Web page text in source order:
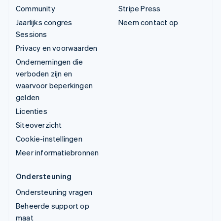
Community
Jaarlijks congres
Sessions
Privacy en voorwaarden
Ondernemingen die
verboden zijn en
waarvoor beperkingen
gelden
Licenties
Siteoverzicht
Cookie-instellingen
Meer informatiebronnen
Stripe Press
Neem contact op
Ondersteuning
Ondersteuning vragen
Beheerde support op
maat